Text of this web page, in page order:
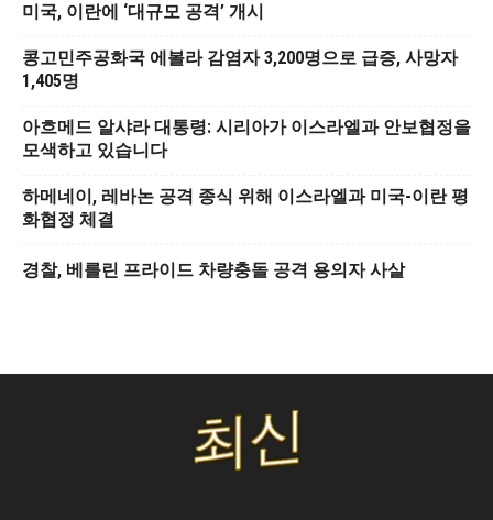
미국, 이란에 ‘대규모 공격’ 개시
콩고민주공화국 에볼라 감염자 3,200명으로 급증, 사망자
1,405명
아흐메드 알샤라 대통령: 시리아가 이스라엘과 안보협정을
모색하고 있습니다
하메네이, 레바논 공격 종식 위해 이스라엘과 미국-이란 평
화협정 체결
경찰, 베를린 프라이드 차량충돌 공격 용의자 사살